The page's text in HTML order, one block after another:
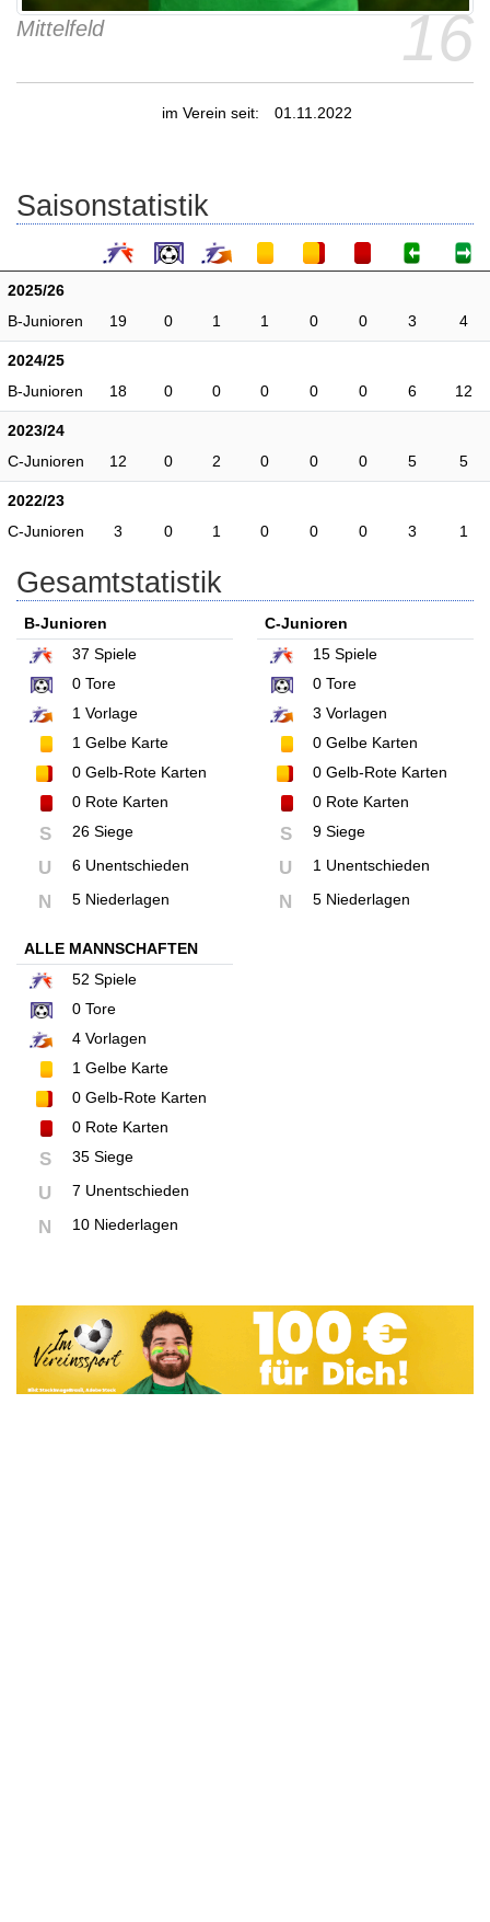
16
Mittelfeld
im Verein seit: 01.11.2022
Saisonstatistik
2025/26
B-Junioren
19 0 1 1 0 0 3 4
2024/25
B-Junioren
18 0 0 0 0 0 6 12
2023/24
C-Junioren
12 0 2 0 0 0 5 5
2022/23
C-Junioren
3 0 1 0 0 0 3 1
Gesamtstatistik
B-Junioren
37 Spiele
0 Tore
1 Vorlage
1 Gelbe Karte
0 Gelb-Rote Karten
0 Rote Karten
S 26 Siege
U 6 Unentschieden
N 5 Niederlagen
C-Junioren
15Spiele
0Tore
3 Vorlagen
0Gelbe Karten
0Gelb-Rote Karten
0Rote Karten
S 9 Siege
U 1 Unentschieden
N 5 Niederlagen
ALLE MANNSCHAFTEN
52 Spiele
0 Tore
4 Vorlagen
1 Gelbe Karte
0 Gelb-Rote Karten
0 Rote Karten
S 35 Siege
U 7 Unentschieden
N 10 Niederlagen